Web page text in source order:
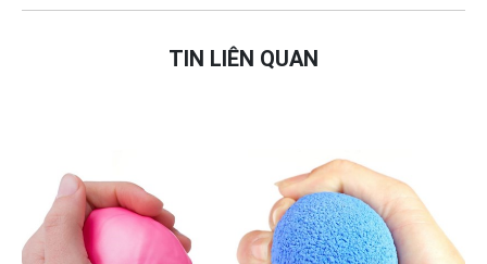
TIN LIÊN QUAN